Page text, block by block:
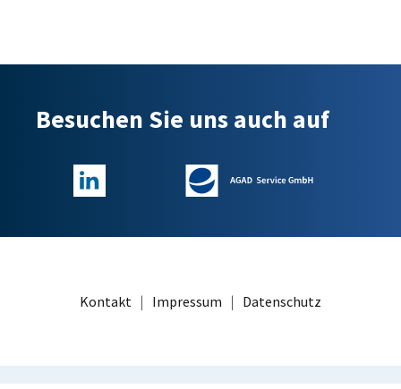
Besuchen Sie uns auch auf
Kontakt | Impressum | Datenschutz